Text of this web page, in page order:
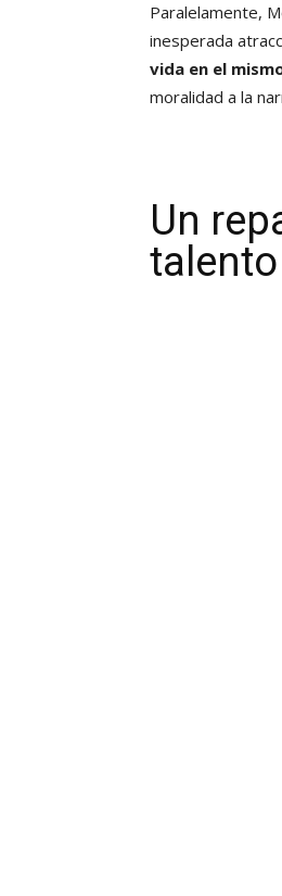
Paralelamente,
inesperada
vida en el
moralidad a la
Un